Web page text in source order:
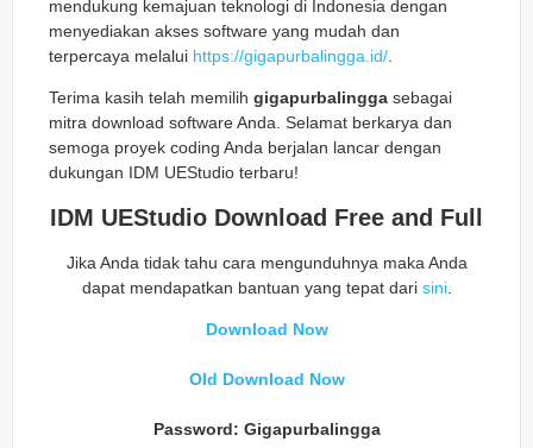
mendukung kemajuan teknologi di Indonesia dengan
menyediakan akses software yang mudah dan
terpercaya melalui https://gigapurbalingga.id/
Terima kasih telah memilih gigapurbalingga sebagai
mitra download software Anda. Selamat berkarya dan
semoga proyek coding Anda berjalan lancar dengan
dukungan IDM UEStudio terbaru!
IDM UEStudio Download Free and Full
Jika Anda tidak tahu cara mengunduhnya maka Anda
dapat mendapatkan bantuan yang tepat dari sini.
Download Now
Old Download Now
Password: Gigapurbalingga